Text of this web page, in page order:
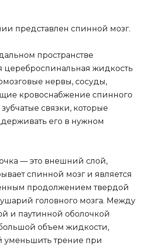
представлен спинной мозг.
пространстве
цереброспинальная жидкость
нервы, сосуды,
кровоснабжение спинного
зубчатые связки, которые
его в нужном
— это внешний слой,
спинной мозг и является
продолжением твердой
головного мозга. Между
и паутинной оболочкой
объем жидкости,
трение при